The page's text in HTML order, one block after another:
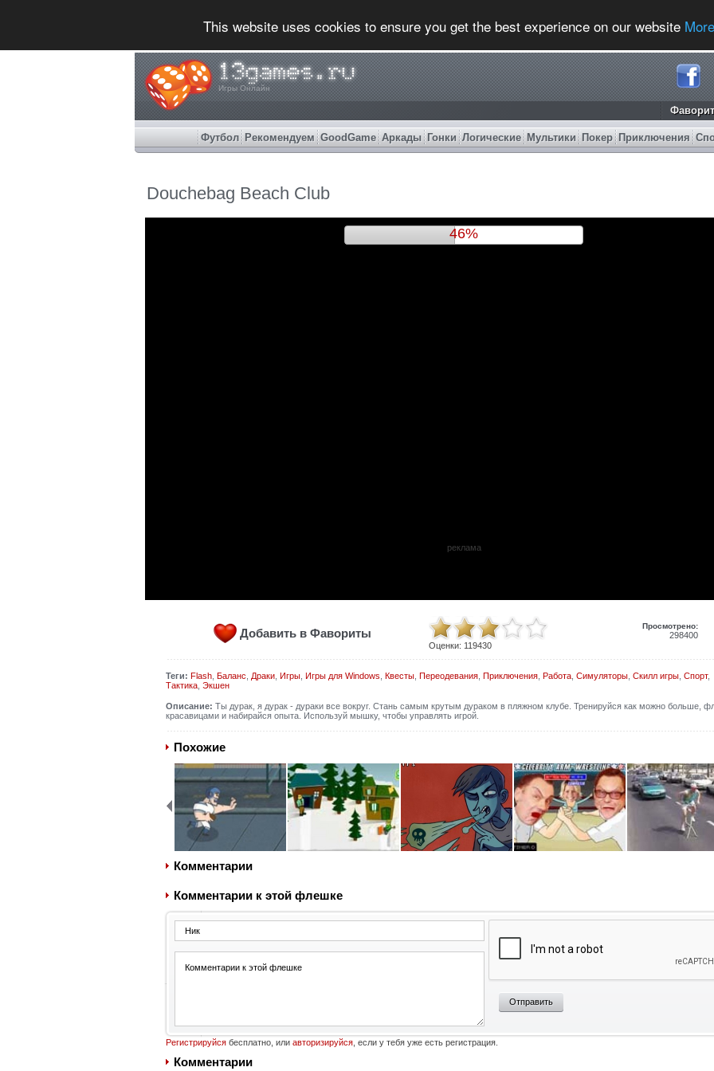
This website uses cookies to ensure you get the best experience on our website
Игры Онлайн
Футбол Рекомендуем GoodGame Аркады Гонки Логические Мультики Покер Приключения
Douchebag Beach Club
50%
реклама
Добавить в Фавориты
Оценки: 119430
Просмотрено:
298400
Теги: Flash, Баланс Драки, Игры, Игры для Windows Квесты, Переодевания, Приключения, Работа, Симуляторы, Скилл игры, Спорт,
Тактика, Экшен
Описание: Ты дурак, я дурак - дураки все вокруг. Стань самым крутым дураком в пляжном клубе. Тренируйся как можно больше,
красавицами и набирайся опыта. Используй мышку, чтобы управлять игрой.
Похожие
Комментарии
Комментарии к этой флешке
Отправить
Регистрируйсябесплатно, или авторизируйся, если у тебя уже есть регистрация.
Комментарии